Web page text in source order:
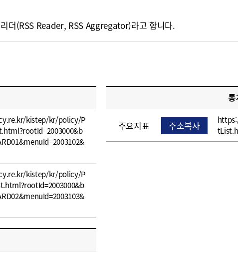
더(RSS Reader, RSS Aggregator)라고 합니다.
kistep/kr/policy/P
kistep/kr/policy/P
통
주요지표 주소복사